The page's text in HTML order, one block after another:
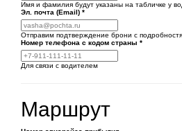
Имя и фамилия будут указаны на табличке у
Эл. почта (Email) *
Отправим подтверждение брони с
Номер телефона с кодом страны *
Для связи с водителем
Маршрут